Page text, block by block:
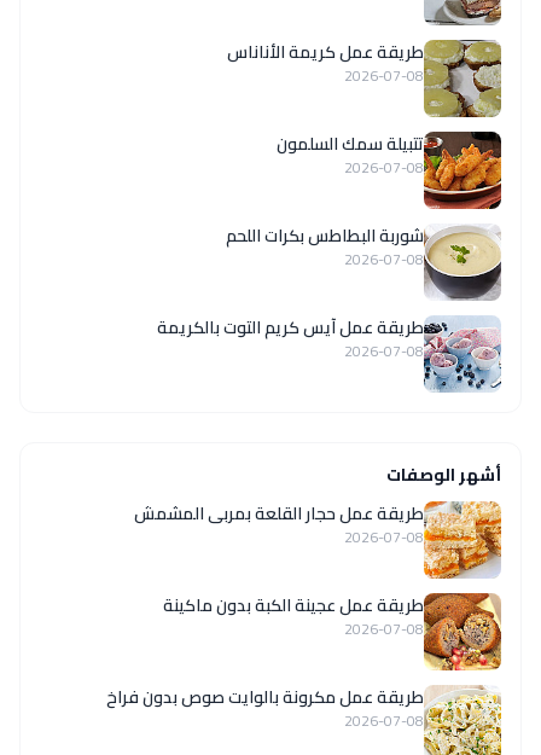
طريقة عمل كريمة الأناناس
2026-07-08
تتبيلة سمك السلمون
2026-07-08
شوربة البطاطس بكرات اللحم
2026-07-08
طريقة عمل آيس كريم التوت بالكريمة
2026-07-08
أشهر الوصفات
طريقة عمل حجار القلعة بمربى المشمش
2026-07-08
طريقة عمل عجينة الكبة بدون ماكينة
2026-07-08
طريقة عمل مكرونة بالوايت صوص بدون فراخ
2026-07-08